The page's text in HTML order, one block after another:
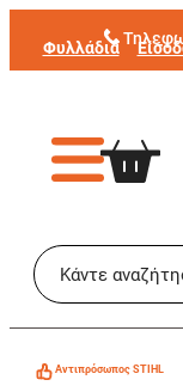
Μετάβαση
στοΦυλλάδια
Aντιπρόσωπος STIHL